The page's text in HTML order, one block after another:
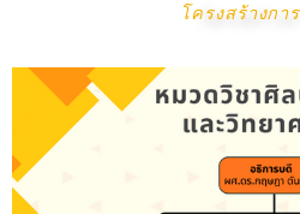
โครงสร้างกา